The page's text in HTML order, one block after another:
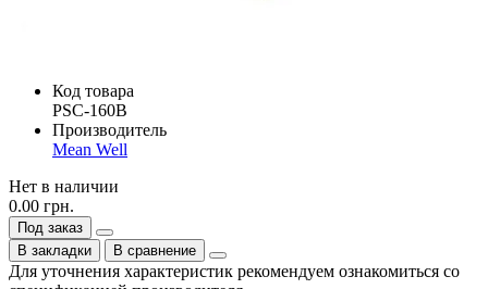
Код товара
PSC-160B
Производитель
Mean Well
Нет в наличии
0.00 грн.
Под заказ
В закладки
В сравнение
Для уточнения характеристик рекомендуем ознакомиться со